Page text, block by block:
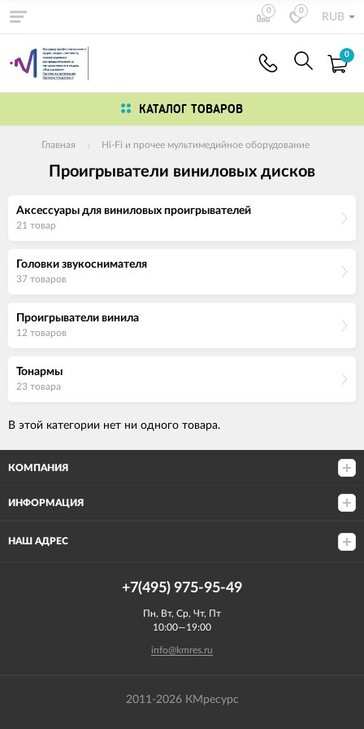
0 0
RUB
0
КАТАЛОГ ТОВАРОВ
Главная Hi-Fi и прочее мультимедийное оборудование
Проигрыватели виниловых дисков
Аксессуары для виниловых проигрывателей
21 товар
Головки звукоснимателя
37 товаров
Проигрыватели винила
12 товаров
Тонармы
23 товара
В этой категории нет ни одного товара.
КОМПАНИЯ
ИНФОРМАЦИЯ
НАШ АДРЕС
+7(495) 975-95-49
Пн, Вт, Ср, Чт, Пт
10:00—19:00
info@kmres.ru
2011-2026 КМресурс